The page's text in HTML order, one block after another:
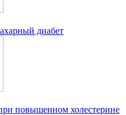
диабет
повышенном холестерине